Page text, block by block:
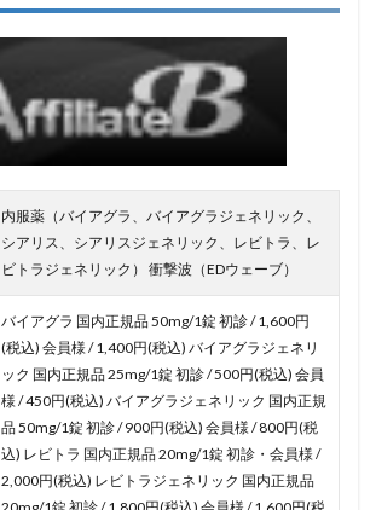
内服薬（バイアグラ、バイアグラジェネリック、
シアリス、シアリスジェネリック、レビトラ、レ
ビトラジェネリック） 衝撃波（EDウェーブ）
バイアグラ 国内正規品 50mg/1錠 初診 / 1,600円
(税込) 会員様 / 1,400円(税込) バイアグラジェネリ
ック 国内正規品 25mg/1錠 初診 / 500円(税込) 会員
様 / 450円(税込) バイアグラジェネリック 国内正規
品 50mg/1錠 初診 / 900円(税込) 会員様 / 800円(税
込) レビトラ 国内正規品 20mg/1錠 初診・会員様 /
2,000円(税込) レビトラジェネリック 国内正規品